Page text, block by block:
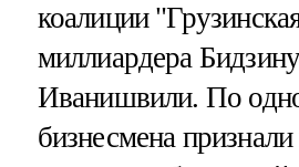
коалиции
миллиардера
Иванишвили. По
бизнесмена